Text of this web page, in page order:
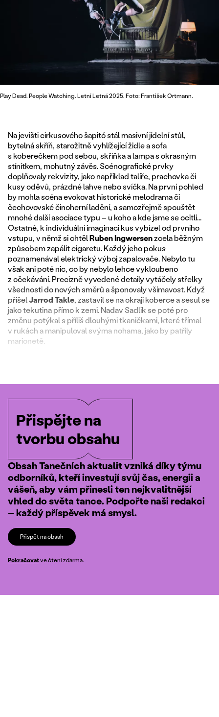
Play Dead. People Watching. Letní Letná 2025. Foto: František Ortmann.
Na jevišti cirkusového šapitó stál masivní jídelní stůl,
bytelná skříň, starožitně vyhlížející židle a sofa
s koberečkem pod sebou, skříňka a lampa s okrasným
stínítkem, mohutný závěs. Scénografické prvky
doplňovaly rekvizity, jako například talíře, prachovka či
kusy oděvů, prázdné lahve nebo svíčka. Na první pohled
by mohla scéna evokovat historické melodrama či
čechovovské činoherní ladění, a samozřejmě spouštět
mnohé další asociace typu – u koho a kde jsme se ocitli...
Ostatně, k individuální imaginaci kus vybízel od prvního
vstupu, v němž si chtělRuben Ingwersenzcela běžným
způsobem zapálit cigaretu. Každý jeho pokus
poznamenával elektrický výboj zapalovače. Nebylo tu
však ani poté nic, co by nebylo lehce vykloubeno
z očekávání. Precizně vyvedené detaily vytáčely střelky
všednosti do nových směrů a šponovaly všímavost. Když
přišelJarrod Takle, zastavil se na okraji koberce a sesul se
jako tekutina přímo k zemi. Nadav Sadlik se poté pro
změnu potýkal s příliš dlouhými tkaničkami, které třímal
v rukách a manipuloval svýma nohama, jako by patřily
marionetě.
Přispějte na
tvorbu obsahu
Obsah Tanečních aktualit vzniká díky týmu
odborníků, kteří investují svůj čas, energii a
vášeň, aby vám přinesli ten nejkvalitnější
vhled do světa tance. Podpořte naši redakci
– každý příspěvek má smysl.
Přispět na obsah
Pokračovatve čtení zdarma.